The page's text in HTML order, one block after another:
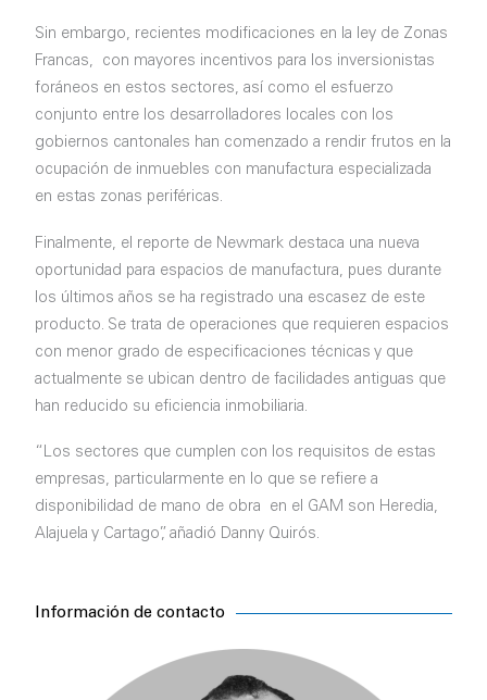
Sin embargo, recientes modificaciones en la ley de Zonas
Francas, con mayores incentivos para los inversionistas
foráneos en estos sectores, así como el esfuerzo
conjunto entre los desarrolladores locales con los
gobiernos cantonales han comenzado a rendir frutos en la
ocupación de inmuebles con manufactura especializada
en estas zonas periféricas.
Finalmente, el reporte de Newmark destaca una nueva
oportunidad para espacios de manufactura, pues durante
los últimos años se ha registrado una escasez de este
producto. Se trata de operaciones que requieren espacios
con menor grado de especificaciones técnicas y que
actualmente se ubican dentro de facilidades antiguas que
han reducido su eficiencia inmobiliaria.
“Los sectores que cumplen con los requisitos de estas
empresas, particularmente en lo que se refiere a
disponibilidad de mano de obra en el GAM son Heredia,
Alajuela y Cartago”, añadió Danny Quirós.
Información de contacto